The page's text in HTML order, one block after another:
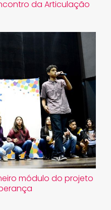
da Articulação
módulo do projeto